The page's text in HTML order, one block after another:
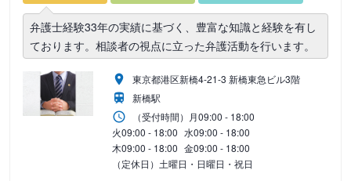
弁護士経験33年の実績に基づく、豊富な知識と経験を有し
ております。相談者の視点に立った弁護活動を行います。
東京都港区新橋4-21-3 新橋東急ビル3階
新橋駅
（受付時間） 月09:00 - 18:00
火09:00 - 18:00 水09:00 - 18:00
木09:00 - 18:00 金09:00 - 18:00
（定休日）土曜日・日曜日・祝日